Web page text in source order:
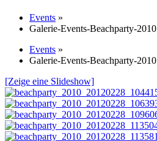
Events »
Galerie-Events-Beachparty-2010
Events »
Galerie-Events-Beachparty-2010
[Zeige eine Slideshow]